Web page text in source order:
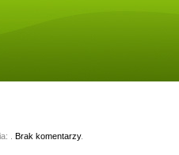
. Brak komentarzy.